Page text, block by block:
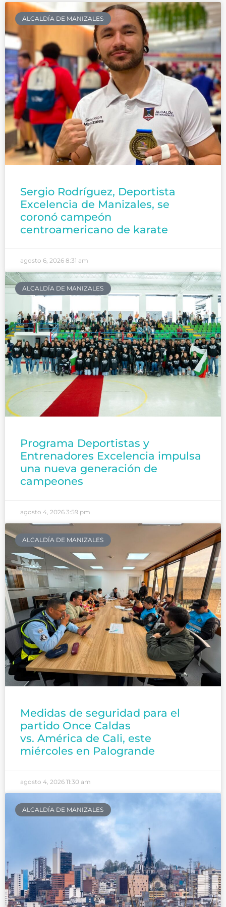
ALCALDÍA DE MANIZALES
Sergio Rodríguez, Deportista
Excelencia de Manizales, se
coronó campeón
centroamericano de karate
agosto 6, 2026 8:31 am
ALCALDÍA DE MANIZALES
Programa Deportistas y
Entrenadores Excelencia impulsa
una nueva generación de
campeones
agosto 4, 2026 3:59 pm
ALCALDÍA DE MANIZALES
Medidas de seguridad para el
partido Once Caldas
vs. América de Cali, este
miércoles en Palogrande
agosto 4, 2026 11:30 am
ALCALDÍA DE MANIZALES